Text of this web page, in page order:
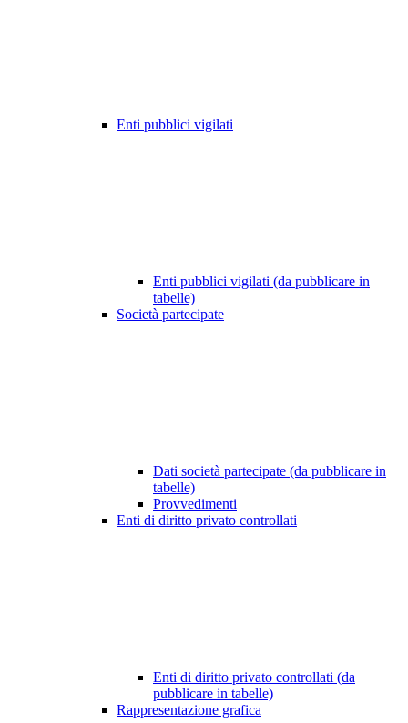
Enti pubblici vigilati
Enti pubblici vigilati (da pubblicare in
tabelle)
Società partecipate
Dati società partecipate (da pubblicare in
tabelle)
Provvedimenti
Enti di diritto privato controllati
Enti di diritto privato controllati (da
pubblicare in tabelle)
Rappresentazione grafica